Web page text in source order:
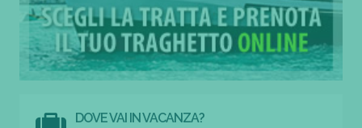
DOVE VAI IN VACANZA?